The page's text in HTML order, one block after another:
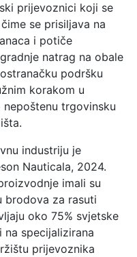
prijevoznici koji se
se prisiljava na
i potiče
natrag na obale
podršku
korakom u
trgovinsku
industriju je
Nauticala, 2024.
imali su
brodova za rasuti
oko 75% svjetske
specijalizirana
prijevoznika